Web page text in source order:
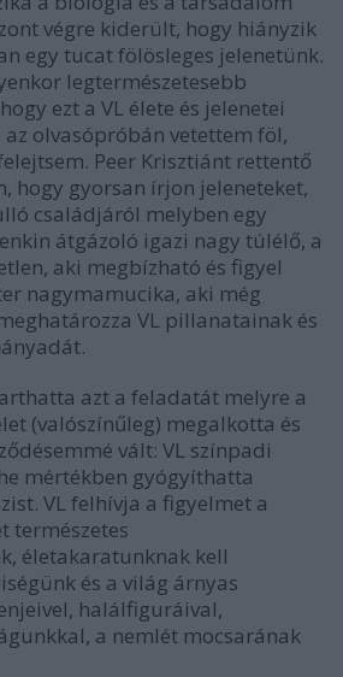
végre kiderült, hogy hiányzik
egy tucat fölösleges jelenetünk.
legtermészetesebb
ezt a VL élete és jelenetei
olvasópróbán vetettem föl,
Peer Krisztiánt rettentő
hogy gyorsan írjon jeleneteket,
családjáról melyben egy
átgázoló igazi nagy túlélő, a
aki megbízható és figyel
nagymamucika, aki még
VL pillanatainak és
azt a feladatát melyre a
(valószínűleg) megalkotta és
vált: VL színpadi
mértékben gyógyíthatta
VL felhívja a figyelmet a
természetes
életakaratunknak kell
és a világ árnyas
halálfiguráival,
a nemlét mocsarának